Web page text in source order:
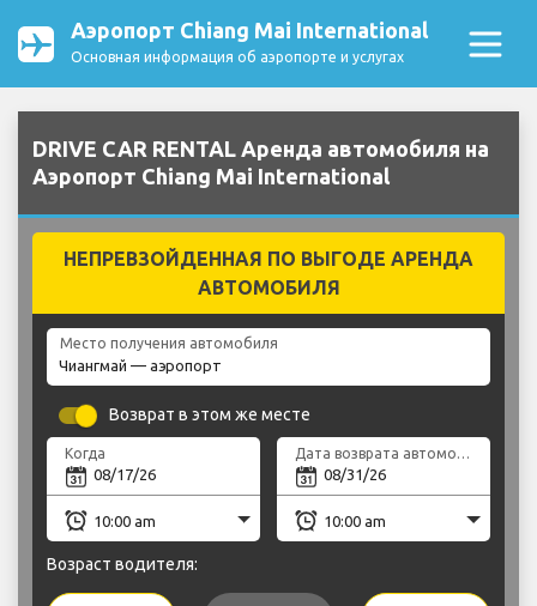
Аэропорт Chiang Mai International
Основная информация об аэропорте и услугах
DRIVE CAR RENTAL Аренда автомобиля на
Аэропорт Chiang Mai International
НЕПРЕВЗОЙДЕННАЯ ПО ВЫГОДЕ АРЕНДА
АВТОМОБИЛЯ
Место получения автомобиля
Возврат в этом же месте
Когда Дата возврата автомобиля
Возраст водителя: